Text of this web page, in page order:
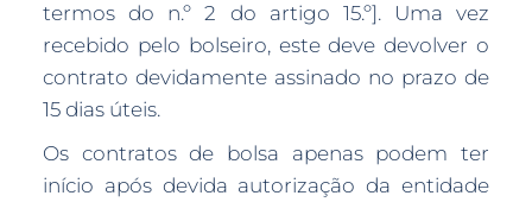
termos do n.º 2 do artigo 15.º]. Uma vez
recebido pelo bolseiro, este deve devolver o
contrato devidamente assinado no prazo de
15 dias úteis.
Os contratos de bolsa apenas podem ter
início após devida autorização da entidade